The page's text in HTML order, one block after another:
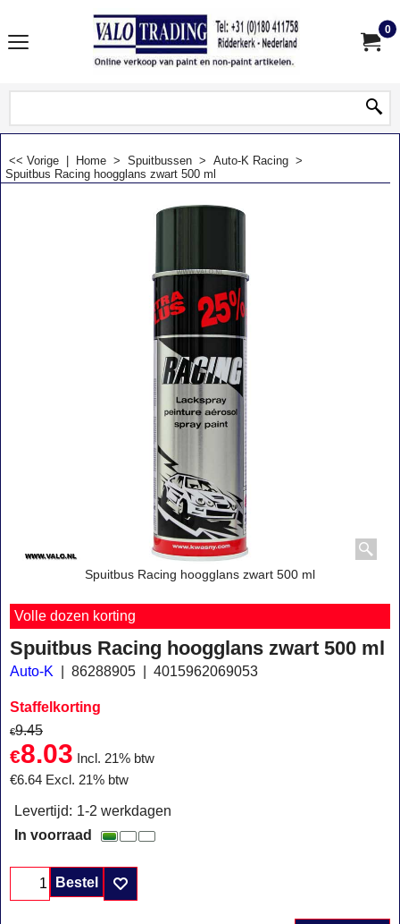
0
<< Vorige Home > Spuitbussen > Auto-K Racing >
Spuitbus Racing hoogglans zwart 500 ml
Spuitbus Racing hoogglans zwart 500 ml
Volle dozen korting
Spuitbus Racing hoogglans zwart 500 ml
Auto-K 86288905 4015962069053
Staffelkorting
€9.45
€8.03
Incl. 21% btw
€6.64 Excl. 21% btw
Levertijd: 1-2 werkdagen
In voorraad
Bestel